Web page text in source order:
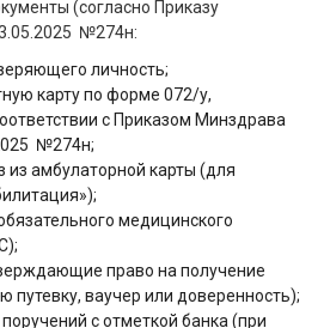
(согласно Приказу
№274н:
личность;
карту по форме 072/у,
с Приказом Минздрава
№274н;
из амбулаторной карты (для
медицинского
право на получение
путевку, ваучер или доверенность);
с отметкой банка (при